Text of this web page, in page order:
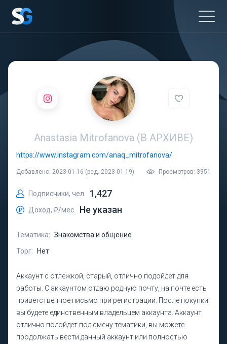
Anastasia Mitrofanova (В АРХИВЕ)
https://www.instagram.com/anaq_mitrofanova/
Добавлено: 2023-01-16 (ред. 2023-01-19) Просмотров: 3951
Подписчики, чел. 1,427
Доход, ₽/мес. Не указан
Тематика: Знакомства и общение
Торг:
Нет
Аккаунт с отлежкой, старый, отлично подойдет для
работы. С аккаунтом отдаю родную почту, на почте есть
приветственное письмо при регистрации. После покупки
вы будете единственным владельцем аккаунта. Аккаунт
отлично подойдет под смену тематики, вы можете
продолжать вести данный аккаунт или полностью